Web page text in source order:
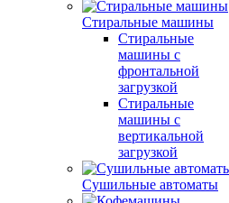
Стиральные машины
Стиральные
машины с
фронтальной
загрузкой
Стиральные
машины с
вертикальной
загрузкой
Сушильные автоматы